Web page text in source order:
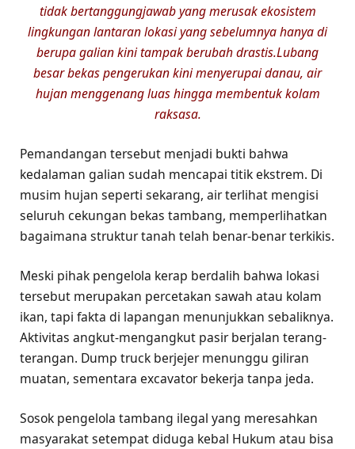
tidak bertanggungjawab yang merusak ekosistem
lingkungan lantaran lokasi yang sebelumnya hanya di
berupa galian kini tampak berubah drastis.Lubang
besar bekas pengerukan kini menyerupai danau, air
hujan menggenang luas hingga membentuk kolam
raksasa.
Pemandangan tersebut menjadi bukti bahwa
kedalaman galian sudah mencapai titik ekstrem. Di
musim hujan seperti sekarang, air terlihat mengisi
seluruh cekungan bekas tambang, memperlihatkan
bagaimana struktur tanah telah benar-benar terkikis.
Meski pihak pengelola kerap berdalih bahwa lokasi
tersebut merupakan percetakan sawah atau kolam
ikan, tapi fakta di lapangan menunjukkan sebaliknya.
Aktivitas angkut-mengangkut pasir berjalan terang-
terangan. Dump truck berjejer menunggu giliran
muatan, sementara excavator bekerja tanpa jeda.
Sosok pengelola tambang ilegal yang meresahkan
masyarakat setempat diduga kebal Hukum atau bisa